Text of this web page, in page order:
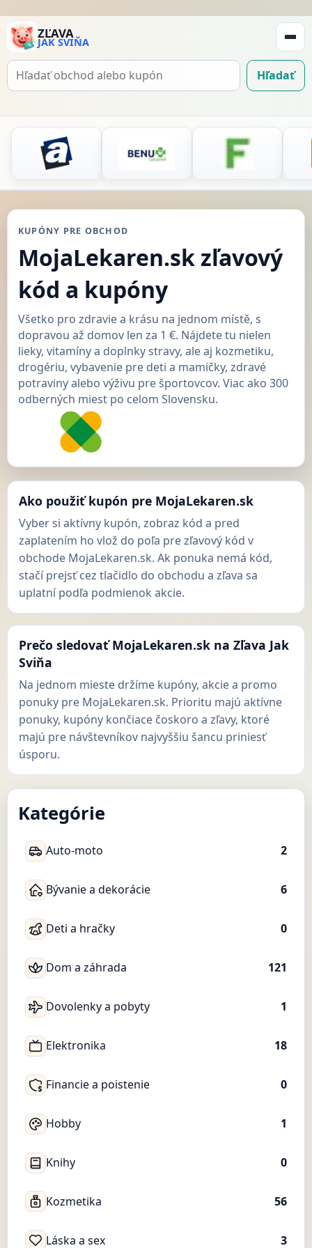
ZĽAVA
JAK SVIŇA
Hľadať
Hľadať
KUPÓNY PRE OBCHOD
MojaLekaren.sk zľavový
kód a kupóny
Všetko pro zdravie a krásu na jednom místě, s
dopravou až domov len za 1 €. Nájdete tu nielen
lieky, vitamíny a doplnky stravy, ale aj kozmetiku,
drogériu, vybavenie pre deti a mamičky, zdravé
potraviny alebo výživu pre športovcov. Viac ako 300
odberných miest po celom Slovensku.
Ako použiť kupón pre MojaLekaren.sk
Vyber si aktívny kupón, zobraz kód a pred
zaplatením ho vlož do poľa pre zľavový kód v
obchode MojaLekaren.sk. Ak ponuka nemá kód,
stačí prejsť cez tlačidlo do obchodu a zľava sa
uplatní podľa podmienok akcie.
Prečo sledovať MojaLekaren.sk na Zľava Jak
Sviňa
Na jednom mieste držíme kupóny, akcie a promo
ponuky pre MojaLekaren.sk. Prioritu majú aktívne
ponuky, kupóny končiace čoskoro a zľavy, ktoré
majú pre návštevníkov najvyššiu šancu priniesť
úsporu.
Kategórie
Auto-moto 2
Bývanie a dekorácie 6
Deti a hračky 0
Dom a záhrada 121
Dovolenky a pobyty 1
Elektronika 18
Financie a poistenie 0
Hobby 1
Knihy 0
Kozmetika 56
Láska a sex 3